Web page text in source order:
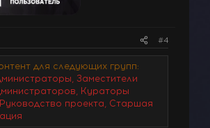
#4
для следующих групп:
Заместители
Кураторы
проекта, Старшая